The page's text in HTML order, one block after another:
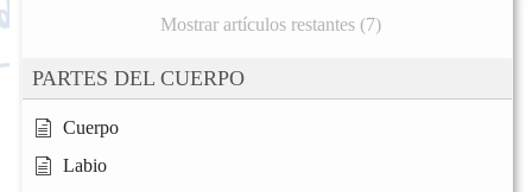
Mostrar artículos restantes (7)
PARTES DEL CUERPO
Cuerpo
Labio